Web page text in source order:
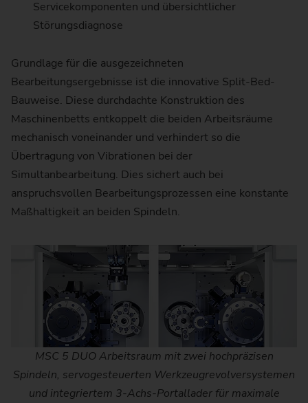
Servicekomponenten und übersichtlicher
Störungsdiagnose
Grundlage für die ausgezeichneten
Bearbeitungsergebnisse ist die innovative Split-Bed-
Bauweise. Diese durchdachte Konstruktion des
Maschinenbetts entkoppelt die beiden Arbeitsräume
mechanisch voneinander und verhindert so die
Übertragung von Vibrationen bei der
Simultanbearbeitung. Dies sichert auch bei
anspruchsvollen Bearbeitungsprozessen eine konstante
Maßhaltigkeit an beiden Spindeln.
MSC 5 DUO Arbeitsraum mit zwei hochpräzisen
Spindeln, servogesteuerten Werkzeugrevolversystemen
und integriertem 3-Achs-Portallader für maximale